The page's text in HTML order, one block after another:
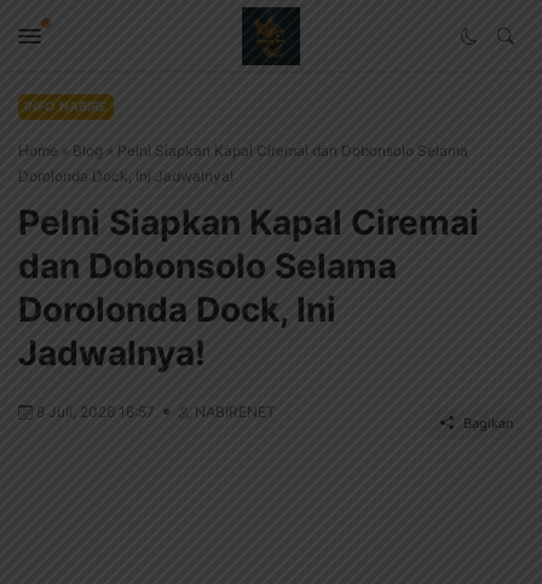
INFO NABIRE
Home » Blog » Pelni Siapkan Kapal Ciremai dan Dobonsolo Selama
Dorolonda Dock, Ini Jadwalnya!
Pelni Siapkan Kapal Ciremai
dan Dobonsolo Selama
Dorolonda Dock, Ini
Jadwalnya!
8 Juli, 2026 16:57 NABIRENET
Bagikan